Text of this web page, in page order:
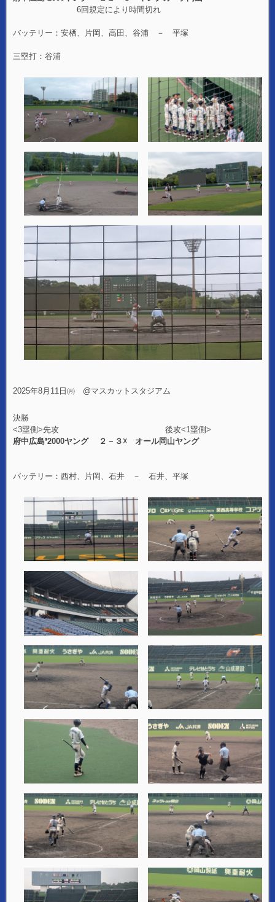
6回規定により時間切れ
バッテリー：安栖、片岡、高田、谷浦 － 平塚
三塁打：谷浦
2025年8月11日㈪ @マスカットスタジアム
決勝
<3塁側>先攻 後攻<1塁側>
府中広島❜2000ヤング ２－３☓ オール岡山ヤング
バッテリー：西村、片岡、石井 － 石井、平塚